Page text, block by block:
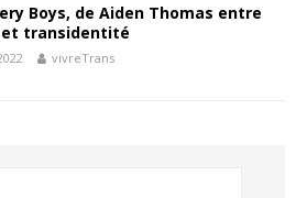
Boys, de Aiden Thomas entre
transidentité
vivreTrans